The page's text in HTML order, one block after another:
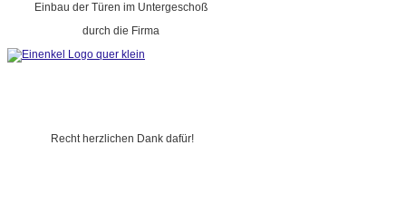
Einbau der Türen im Untergeschoß
durch die Firma
Recht herzlichen Dank dafür!